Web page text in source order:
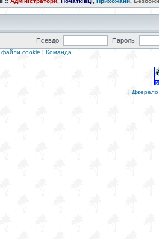
Псевдо: Пароль:
файли cookie | Команда
| Джерело